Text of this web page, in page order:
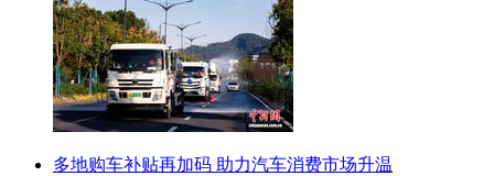
多地购车补贴再加码 助力汽车消费市场升温